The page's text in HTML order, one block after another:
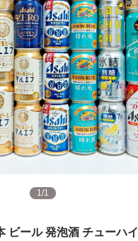
1/1
ビール 発泡酒 チューハイ